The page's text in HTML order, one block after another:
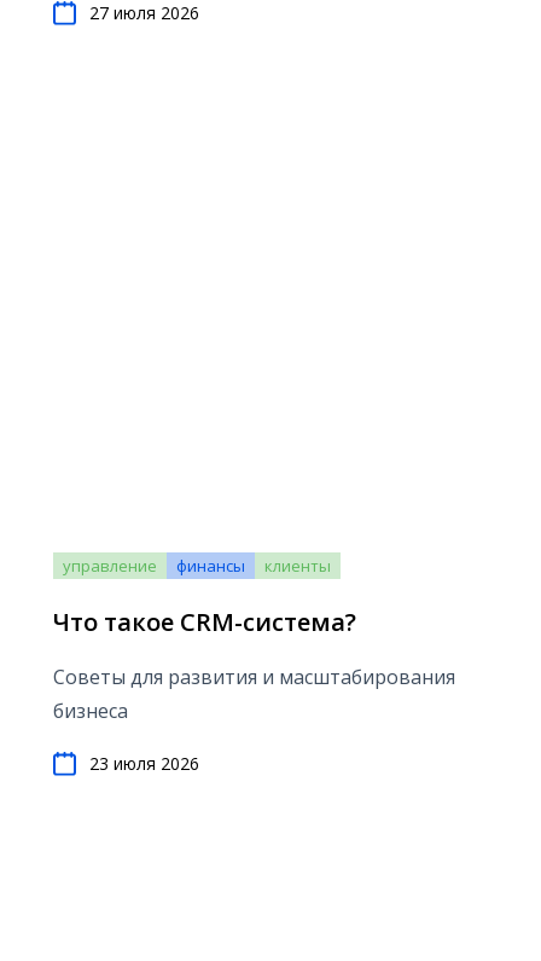
27 июля 2026
управление финансы клиенты
Что такое CRM-система?
Советы для развития и масштабирования
бизнеса
23 июля 2026